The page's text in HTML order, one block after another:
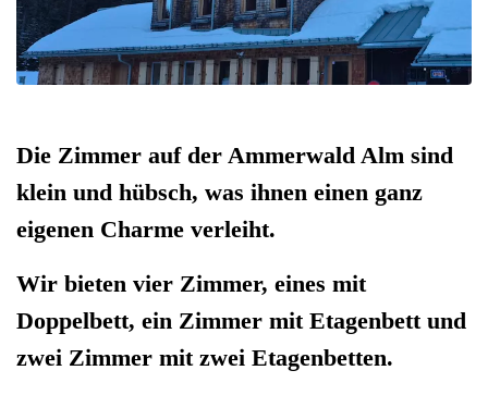
Die Zimmer auf der Ammerwald Alm sind
klein und hübsch, was ihnen einen ganz
eigenen Charme verleiht.
Wir bieten vier Zimmer, eines mit
Doppelbett, ein Zimmer mit Etagenbett und
zwei Zimmer mit zwei Etagenbetten.